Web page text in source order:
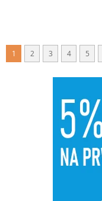
1 2 3 4 5